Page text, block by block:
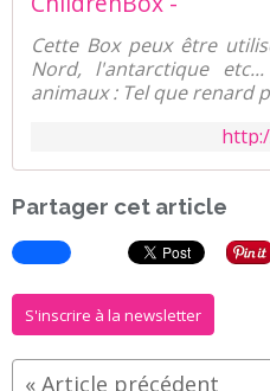
Cette Box peux être
Nord, l'antarctique
animaux : Tel que renard
Partager cet article
S'inscrire à la newsletter